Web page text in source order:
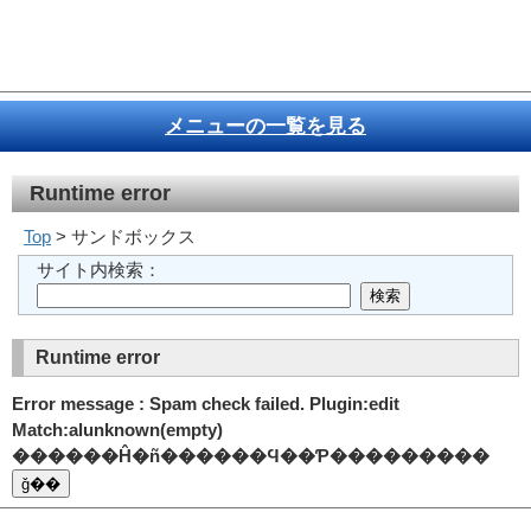
メニューの一覧を見る
Runtime error
Top > サンドボックス
サイト内検索：
Runtime error
Error message : Spam check failed. Plugin:edit
Match:alunknown(empty)
������Ĥ�ñ������Ϥ��Ƥ���������